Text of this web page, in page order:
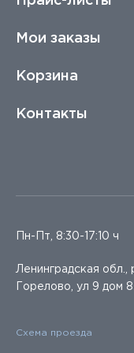
Мои заказы
Корзина
Контакты
Пн-Пт, 8:30-17:10 ч
Ленинградская
Горелово, ул 9 дом 8
Схема проезда